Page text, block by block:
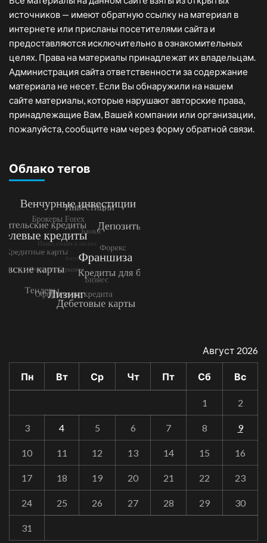
источников — имеют обратную ссылку на материал в
интернете или присланы посетителями сайта и
предоставляются исключительно в ознакомительных
целях. Права на материалы принадлежат их владельцам.
Администрация сайта ответственности за содержание
материала не несет. Если Вы обнаружили на нашем
сайте материалы, которые нарушают авторские права,
принадлежащие Вам, Вашей компании или организации,
пожалуйста, сообщите нам через форму обратной связи.
Облако тегов
Август 2026
Пн Вт Ср Чт Пт Сб Вс
1 2
3 4 5 6 7 8 9
10 11 12 13 14 15 16
17 18 19 20 21 22 23
24 25 26 27 28 29 30
31